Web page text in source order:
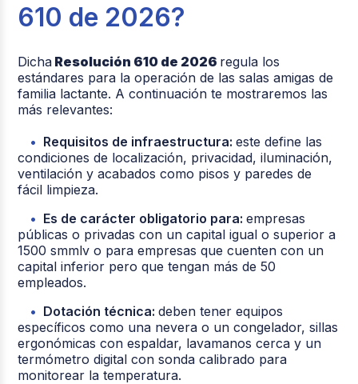
610 de 2026?
Dicha Resolución 610 de 2026 regula los
estándares para la operación de las salas amigas de
familia lactante. A continuación te mostraremos las
más relevantes:
Requisitos de infraestructura:este define las
condiciones de localización, privacidad, iluminación,
ventilación y acabados como pisos y paredes de
fácil limpieza.
Es de carácter obligatorio para:empresas
públicas o privadas con un capital igual o superior a
1500 smmlv o para empresas que cuenten con un
capital inferior pero que tengan más de 50
empleados.
Dotación técnica:deben tener equipos
específicos como una nevera o un congelador, sillas
ergonómicas con espaldar, lavamanos cerca y un
termómetro digital con sonda calibrado para
monitorear la temperatura.